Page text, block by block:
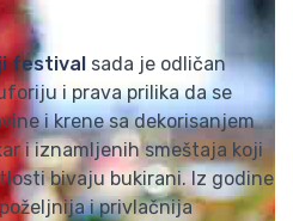
festival sada je odličan
i prava prilika da se
i krene sa dekorisanjem
i iznamljenih smeštaja koji
bivaju bukirani. Iz godine
i privlačnija